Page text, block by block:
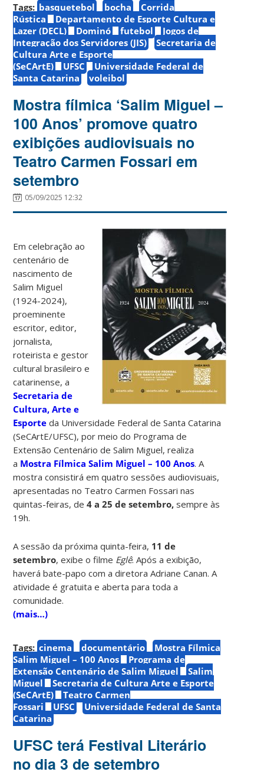
Tags: basquetebol bocha
Corrida
Rústica
Departamento de Esporte Cultura e
Lazer (DECL)
Dominó futebol
Jogos de
Integração dos Servidores (JIS)
Secretaria de
Cultura Arte e Esporte
(SeCArtE)
UFSC
Universidade Federal de
Santa Catarina
voleibol
Mostra fílmica ‘Salim Miguel –
100 Anos’ promove quatro
exibições audiovisuais no
Teatro Carmen Fossari em
setembro
05/09/2025 12:32
Em celebração ao
centenário de
nascimento de
Salim Miguel
(1924-2024),
proeminente
escritor, editor,
jornalista,
roteirista e gestor
cultural brasileiro e
catarinense, a
Secretaria de
Cultura, Arte e
Esporte da Universidade Federal de Santa Catarina
(SeCArtE/UFSC), por meio do Programa de
Extensão Centenário de Salim Miguel, realiza
a Mostra Fílmica Salim Miguel – 100 Anos. A
mostra consistirá em quatro sessões audiovisuais,
apresentadas no Teatro Carmen Fossari nas
quintas-feiras, de4 a 25 de setembro, sempre às
19h.
A sessão da próxima quinta-feira, 11 de
setembro, exibe o filme Eglê. Após a exibição,
haverá bate-papo com a diretora Adriane Canan. A
atividade é gratuita e aberta para toda a
comunidade.
(mais…)
Tags: cinema documentário
Mostra Fílmica
Salim Miguel – 100 Anos
Programa de
Extensão Centenário de Salim Miguel
Salim
Miguel
Secretaria de Cultura Arte e Esporte
(SeCArtE)
Teatro Carmen
Fossari
UFSC
Universidade Federal de Santa
Catarina
UFSC terá Festival Literário
no dia 3 de setembro